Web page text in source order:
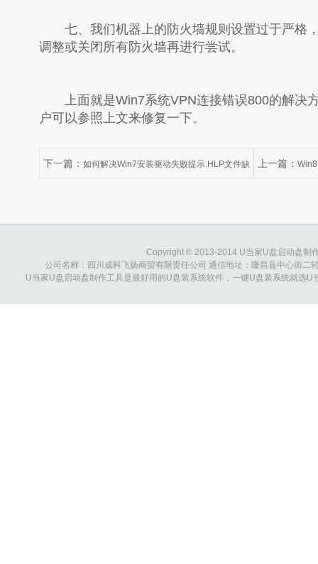
七、我们机器上的防火墙规则设置过于严格
调整或关闭所有防火墙再进行尝试。
上面就是Win7系统VPN连接错误800的解决
户可以参照上文来修复一下。
下一篇： 如何解决Win7安装驱动失败提示.HLP文件缺 上一篇：
Copyright © 2013-2014 U当家U盘启动盘制
公司名称：四川成科飞扬商贸有限责任公司 通信地址：隆昌县中心街
U当家U盘启动盘制作工具是最好用的U盘装系统软件，一键U盘装系统就选